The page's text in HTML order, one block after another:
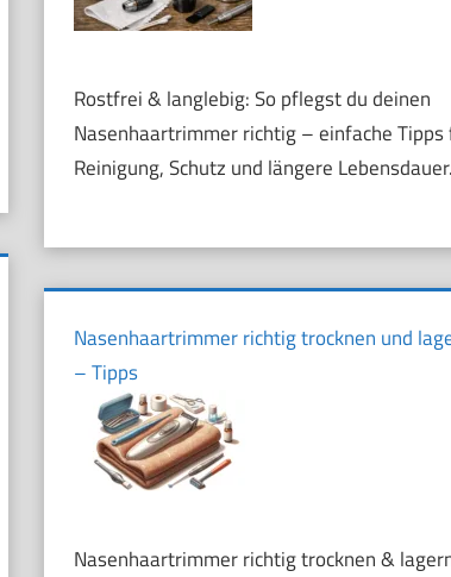
Rostfrei & langlebig: So pflegst du deinen
Nasenhaartrimmer richtig – einfache Tipps
Reinigung, Schutz und längere Lebensdauer.
Nasenhaartrimmer richtig trocknen und
– Tipps
Nasenhaartrimmer richtig trocknen &